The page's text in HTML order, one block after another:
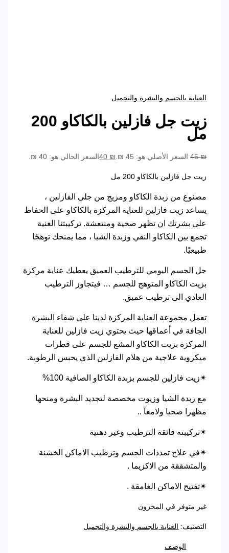
العناية بالجسم والبشرة والتجميل
زيت جل فازلين بالكاكاو 200
مل
45₪ السعر الأصلي هو: 45 ₪. 40 ₪ السعر الحالي هو: 40 ₪.
زيت جل فازلين بالكاكاو 200 مل
مصنوع من زبدة الكاكاو ومزيج من جلي الفازلين ،
يساعد زيت فازلين للعناية المركزة بالكاكاو على الحفاظ
على بشرتك ان تظهر صحية ومنتعشة. تركيبتنا الغنية
تجمع بين الكاكاو النقي وزبدة الشيا ، مما يمنحك توهجًا
طبيعيًا.
جل الجسم اليومي للترطيب العميق يعطيك عناية مركزة
بزيت الكاكاو المتوهج للجسم … فيتجاوز الترطيب
العادي الى ترطيب عميق.
تعمل مجموعة العناية المركزة لدينا على شفاء البشرة
الجافة في أعماقها حيث يحتوي زيت فازلين للعناية
المركزة بزيت الكاكاو المشع للجسم على قطرات
ميكروية علاجية من هلام الفازلين الذي يحبس الرطوبة.
✴زيت فازلين للجسم بزبدة الكاكاو الصافية 100%
مع زبدة الشيا وزيوت مخصصة لتجديد البشرة ومنحها
مظهرا صحيا ولامعآ ..
✴تركيبته فائقة الترطيب وغير دهنية
✴في علاج تمددات الجسم وترطيب الاماكن الخشنة
والمتشققة من الاكزيما .
✴تفتيح الاماكن الغامقة .
غير متوفر في المخزون
التصنيف: العناية بالجسم والبشرة والتجميل
الوصف